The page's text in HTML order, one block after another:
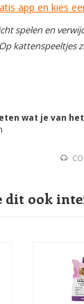
app en kies
spelen en
kattenspeeltjes
wat je van
dit ook